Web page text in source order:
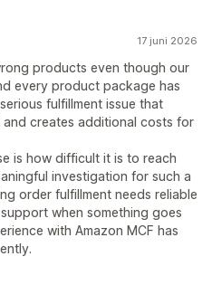
17 juni 2026
products even though our
every product package has
fulfillment issue that
creates additional costs for
is how difficult it is to reach
investigation for such a
order fulfillment needs reliable
when something goes
with Amazon MCF has